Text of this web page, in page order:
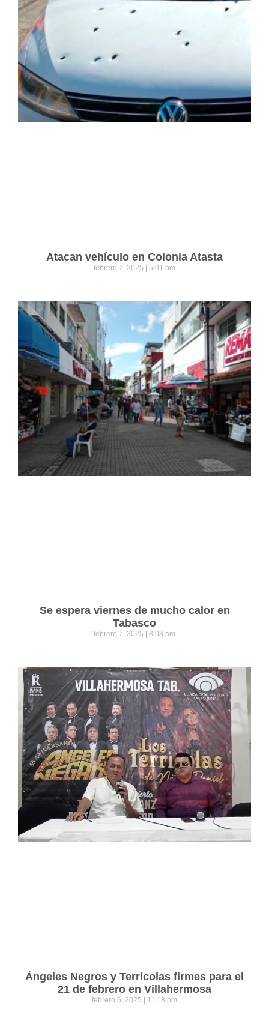
Atacan vehículo en Colonia Atasta
febrero 7, 2025 5:01 pm
Se espera viernes de mucho calor en
Tabasco
febrero 7, 2025 8:03 am
Ángeles Negros y Terrícolas firmes para el
21 de febrero en Villahermosa
febrero 6, 2025 11:18 pm